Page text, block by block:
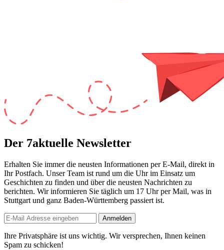
Der 7aktuelle Newsletter
Erhalten Sie immer die neusten Informationen per E-Mail, direkt in
Ihr Postfach. Unser Team ist rund um die Uhrim Einsatz um
Geschichten zu finden und über die neusten Nachrichten zu
berichten. Wir informieren Sie täglich um 17 Uhrper Mail, was in
Stuttgart und ganz Baden-Württemberg passiert ist.
Anmelden
Ihre Privatsphäre ist uns wichtig. Wir versprechen, Ihnen keinen
Spam zu schicken!